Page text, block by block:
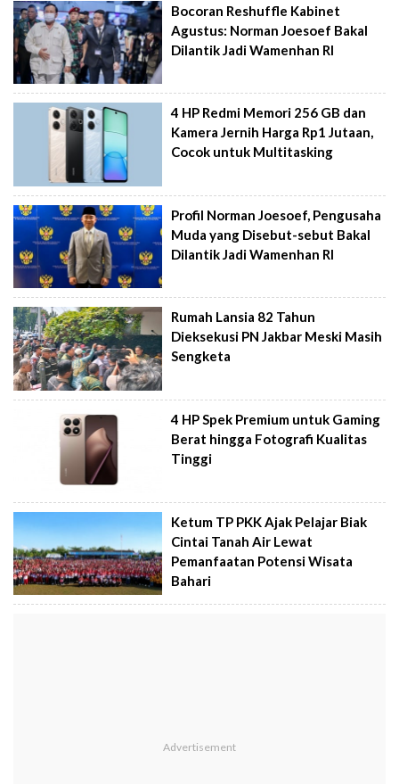
Bocoran Reshuffle Kabinet
Agustus: Norman Joesoef Bakal
Dilantik Jadi Wamenhan RI
4 HP Redmi Memori 256 GB dan
Kamera Jernih Harga Rp1 Jutaan,
Cocok untuk Multitasking
Profil Norman Joesoef, Pengusaha
Muda yang Disebut-sebut Bakal
Dilantik Jadi Wamenhan RI
Rumah Lansia 82 Tahun
Dieksekusi PN Jakbar Meski Masih
Sengketa
4 HP Spek Premium untuk Gaming
Berat hingga Fotografi Kualitas
Tinggi
Ketum TP PKK Ajak Pelajar Biak
Cintai Tanah Air Lewat
Pemanfaatan Potensi Wisata
Bahari